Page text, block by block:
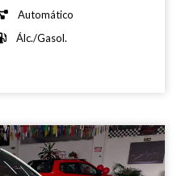
Automático
Álc./Gasol.